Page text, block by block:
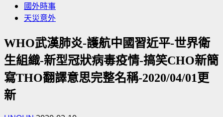
國外時事
天災意外
WHO武漢肺炎-護航中國習近平-世界衛
生組織-新型冠狀病毒疫情-搞笑CHO新簡
寫THO翻譯意思完整名稱-2020/04/01更
新